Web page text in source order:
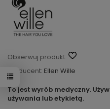
Obserwuj produkt:
Producent: Ellen Wille
To jest wyrób medyczny.
używania lub etykietą.